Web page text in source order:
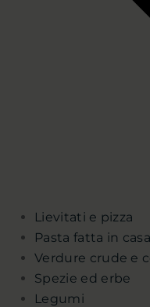
Lievitati e pizza
Pasta fatta in casa
Verdure crude e
Spezie ed erbe
Legumi